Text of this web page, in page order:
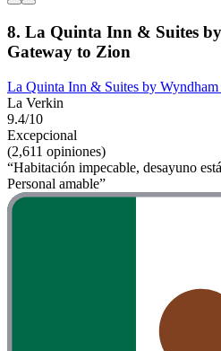
8. La Quinta Inn & Suites
Gateway to Zion
La Quinta Inn & Suites by
La Verkin
9.4/10
Excepcional
(2,611 opiniones)
“Habitación impecable, desayuno
Personal amable”